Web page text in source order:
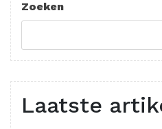
Zoeken
Laatste